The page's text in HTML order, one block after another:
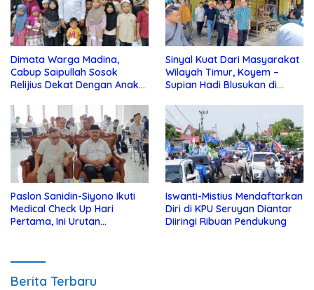
Dimata Warga Madina,
Cabup Saipullah Sosok
Relijius Dekat Dengan Anak
Sinyal Kuat Dari Masyarakat
Wilayah Timur, Koyem –
Supian Hadi Blusukan di
Paslon Sanidin-Siyono Ikuti
Medical Check Up Hari
Pertama, Ini Urutan
Iswanti-Mistius Mendaftarkan
Diri di KPU Seruyan Diantar
Diiringi Ribuan Pendukung
Berita Terbaru